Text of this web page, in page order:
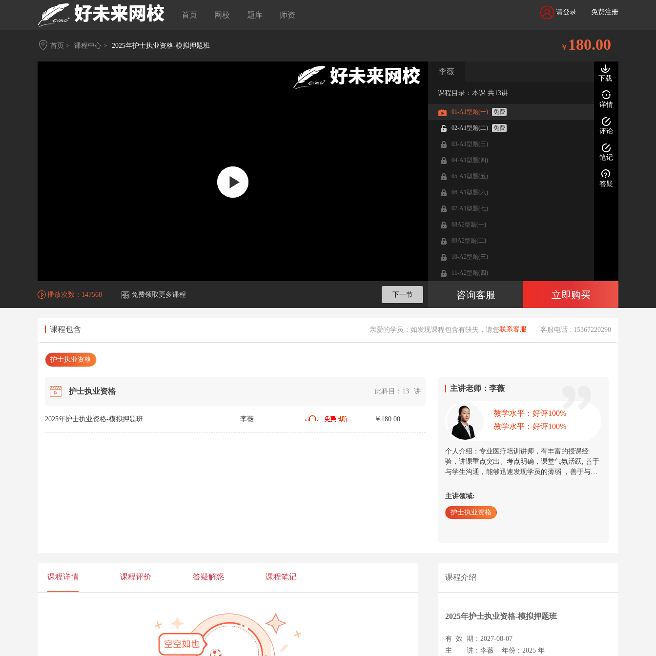
首页 网校 题库 师资 请登录 免费注册
首页 > 课程中心 > 2025年护士执业资格-模拟押题班 ￥ 180.00
下载
详情
评论
笔记
答疑
李薇
课程目录：本课 共13讲
01-A1型题(一) 免费
02-A1型题(二) 免费
03-A1型题(三)
04-A1型题(四)
05-A1型题(五)
06-A1型题(六)
07-A1型题(七)
08A2型题(一)
09A2型题(二)
10-A2型题(三)
11-A2型题(四)
12-A3、A4型题(一)
播放次数： 147568 免费领取更多课程 下一节 咨询客服 立即购买
课程包含 亲爱的学员：如发现课程包含有缺失，请您联系客服 客服电话 : 15367220290
护士执业资格
护士执业资格 此科目： 13 讲
2025年护士执业资格-模拟押题班 李薇 ￥180.00
主讲老师：李薇
教学水平：好评100%
教学水平：好评100%
个人介绍：专业医疗培训讲师，有丰富的授课经
验，讲课重点突出、考点明确，课堂气氛活跃, 善于
与学生沟通，能够迅速发现学员的薄弱 ，善于与学
主讲领域:
护士执业资格
课程详情 课程评价 答疑解惑 课程笔记 课程介绍
2025年护士执业资格-模拟押题班
有 效 期：2027-08-07
主 讲：李薇 年份：2025 年